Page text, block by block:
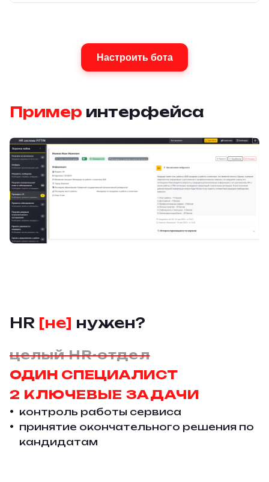
Настроить бота
Пример интерфейса
HR [не] нужен?
целый HR-отдел
ОДИН СПЕЦИАЛИСТ
2 КЛЮЧЕВЫЕ ЗАДАЧИ
контроль работы сервиса
принятие окончательного решения по
кандидатам